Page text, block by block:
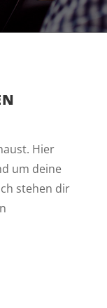
Hier
um deine
stehen dir